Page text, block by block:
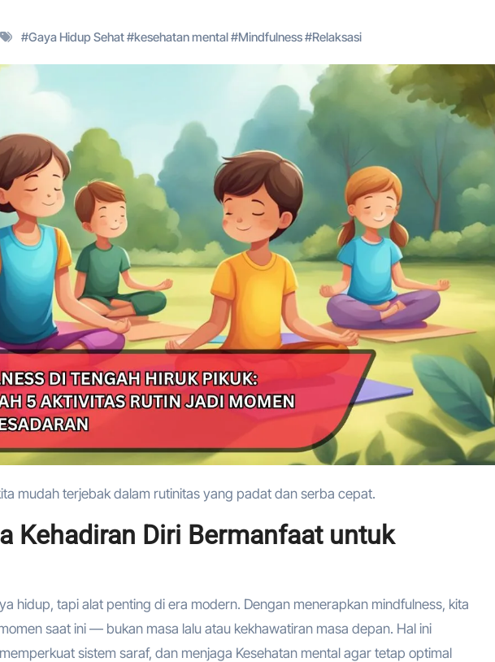
#Gaya Hidup Sehat#kesehatan mental#Mindfulness#Relaksasi
mudah terjebak dalam rutinitas yang padat dan serba cepat.
Kehadiran Diri Bermanfaat untuk
hidup, tapi alat penting di era modern. Dengan menerapkan mindfulness, kita
saat ini — bukan masa lalu atau kekhawatiran masa depan. Hal ini
sistem saraf, dan menjaga Kesehatan mental agar tetap optimal